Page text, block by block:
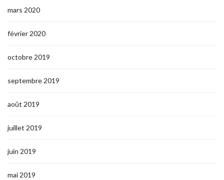
mars 2020
février 2020
octobre 2019
septembre 2019
août 2019
juillet 2019
juin 2019
mai 2019